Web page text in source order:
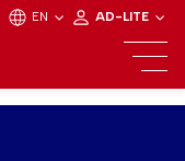
EN AD-LITE